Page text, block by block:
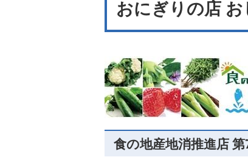
おにぎりの店
食の地産地消推進店